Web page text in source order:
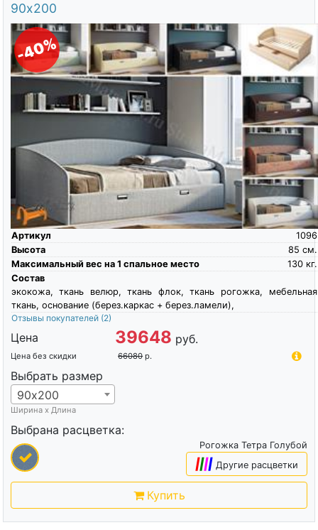
90х200
-40%
Артикул
1096
Высота
см.
85
Максимальный вес на 1 спальное место
кг.
130
Состав
экокожа, ткань велюр, ткань флок, ткань рогожка, мебельная
ткань, основание (берез.каркас + берез.ламели),
Отзывы покупателей (2)
Цена 39648 руб.
Цена без скидки 66080 р.
Выбрать размер
90х200
Ширина х Длина
Выбрана расцветка:
Рогожка Тетра Голубой
|||| Другие расцветки
Купить